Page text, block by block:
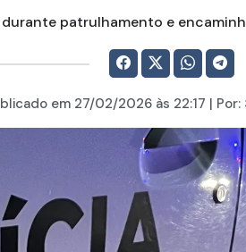
patrulhamento e
em 27/02/2026às 22:17 | Por: